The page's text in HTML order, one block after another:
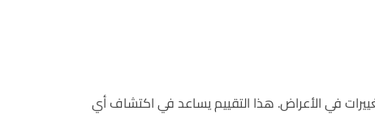
في الأعراض. هذا التقييم يساعد في اكتشاف أي